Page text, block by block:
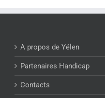
A propos de Yélen
Partenaires Handicap
Contacts